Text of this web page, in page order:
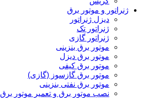
ژنراتور و موتور برق
دیزل ژنراتور
ژنراتور تک
ژنراتور گازی
موتور برق بنزینی
موتور برق دیزل
موتور برق کیفی
موتور برق گازسوز (گازی)
موتور برق نفتی بنزینی
نصب موتور برق و تعمیر موتور برق